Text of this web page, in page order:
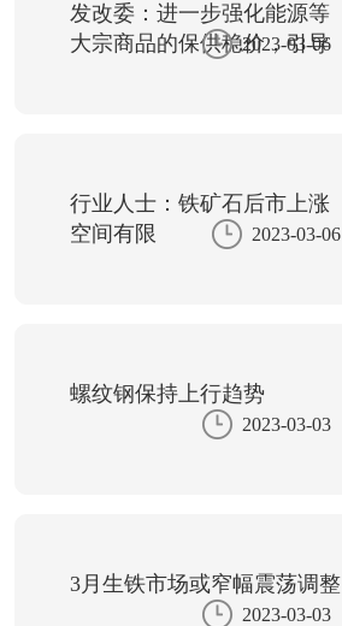
发改委：进一步强化能源等
大宗商品的保供稳价，引导
2023-03-06
行业人士：铁矿石后市上涨
空间有限
2023-03-06
螺纹钢保持上行趋势
2023-03-03
3月生铁市场或窄幅震荡调整
2023-03-03